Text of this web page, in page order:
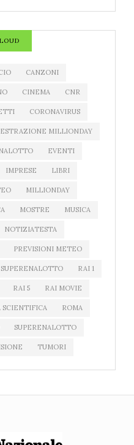
CANZONI
CINEMA CNR
CORONAVIRUS
ESTRAZIONE MILLIONDAY
EVENTI
IMPRESE LIBRI
MILLIONDAY
MOSTRE MUSICA
NOTIZIATESTA
PREVISIONI METEO
RAI 1
RAI 5 RAI MOVIE
SCIENTIFICA ROMA
SUPERENALOTTO
TUMORI